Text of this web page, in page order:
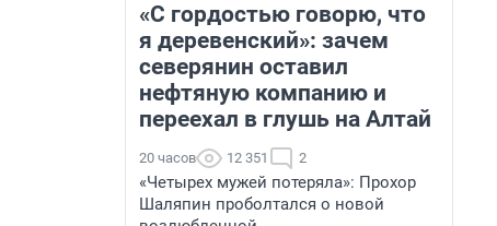
«С гордостью говорю, что
я деревенский»: зачем
северянин оставил
нефтяную компанию и
переехал в глушь на Алтай
20 часов 12 351 2
«Четырех мужей потеряла»: Прохор
Шаляпин проболтался о новой